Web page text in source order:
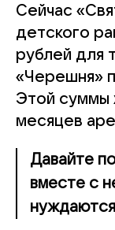
Сейчас
детского
рублей для
«Черешня»
Этой суммы
месяцев
Давайте
вместе с